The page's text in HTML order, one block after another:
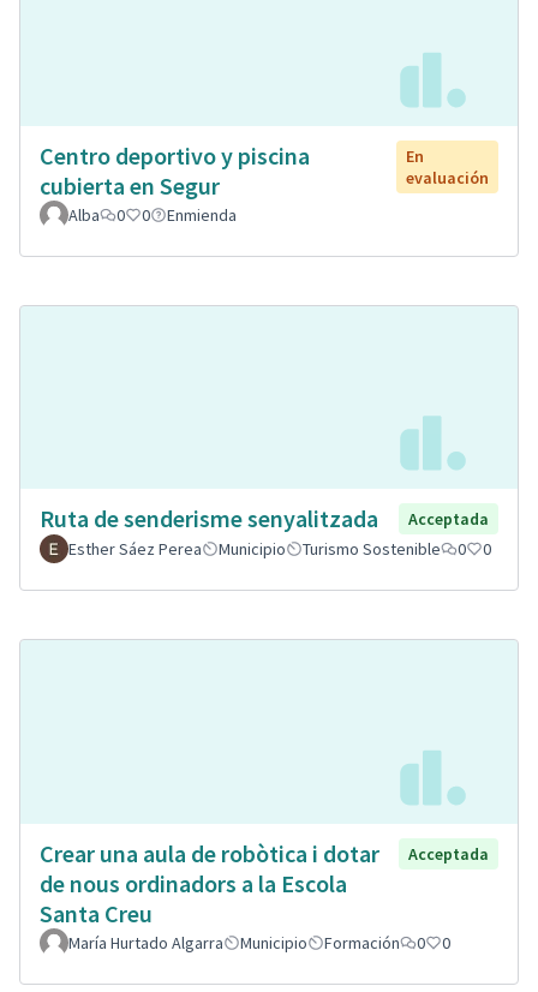
Centro deportivo y piscina
cubierta en Segur
En
evaluación
Alba
0 0 Enmienda
Ruta de senderisme senyalitzada
Acceptada
Esther Sáez Perea
Municipio Turismo Sostenible 0 0
Crear una aula de robòtica i dotar
de nous ordinadors a la Escola
Santa Creu
Acceptada
María Hurtado Algarra Municipio Formación 0 0